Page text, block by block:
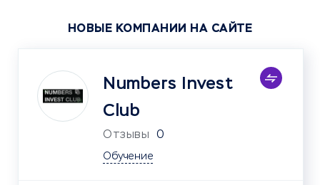
НОВЫЕ КОМПАНИИ НА САЙТЕ
Numbers Invest
Club
Отзывы 0
Обучение